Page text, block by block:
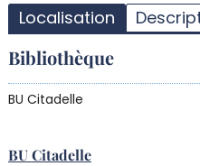
Localisation
Bibliothèque
BU Citadelle
BU Citadelle